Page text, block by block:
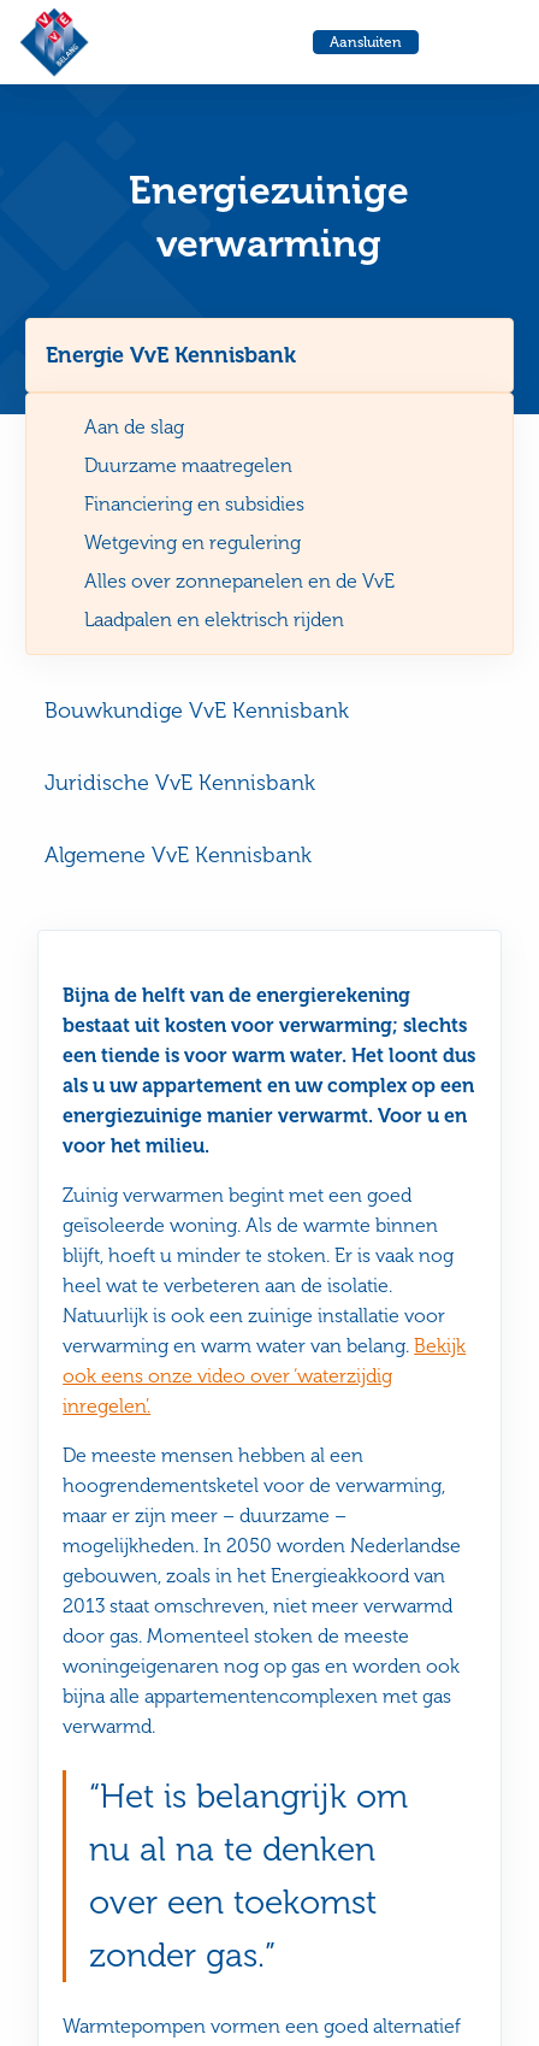
Aansluiten
Energiezuinige
verwarming
Energie VvE Kennisbank
Aan de slag
Duurzame maatregelen
Financiering en subsidies
Wetgeving en regulering
Alles over zonnepanelen en de VvE
Laadpalen en elektrisch rijden
Bouwkundige VvE Kennisbank
Juridische VvE Kennisbank
Algemene VvE Kennisbank
Bijna de helft van de energierekening
bestaat uit kosten voor verwarming; slechts
een tiende is voor warm water. Het loont dus
als u uw appartement en uw complex op een
energiezuinige manier verwarmt. Voor u en
voor het milieu.
Zuinig verwarmen begint met een goed
geïsoleerde woning. Als de warmte binnen
blijft, hoeft u minder te stoken. Er is vaak nog
heel wat te verbeteren aan de isolatie.
Natuurlijk is ook een zuinige installatie voor
verwarming en warm water van belang.Bekijk
ook eens onze video over ‘waterzijdig
inregelen’.
De meeste mensen hebben al een
hoogrendementsketel voor de verwarming,
maar er zijn meer – duurzame –
mogelijkheden. In 2050 worden Nederlandse
gebouwen, zoals in het Energieakkoord van
2013 staat omschreven, niet meer verwarmd
door gas. Momenteel stoken de meeste
woningeigenaren nog op gas en worden ook
bijna alle appartementencomplexen met gas
verwarmd.
Het is belangrijk om
nu al na te denken
over een toekomst
zonder gas.
Warmtepompen vormen een goed alternatief